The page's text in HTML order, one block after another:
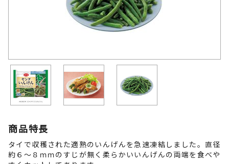
商品特長
タイで収穫された適熟のいんげんを急速凍結しました。直径
約６～８ｍｍのすじが無く柔らかいいんげんの両端を食べや